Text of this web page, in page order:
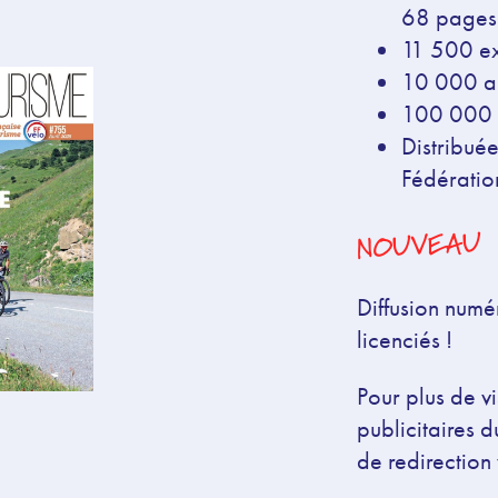
68
11 500
10 000
100 000
NOUVEAU
Diffusion
licenciés !
Pour plus de
publicitaires
de redirection